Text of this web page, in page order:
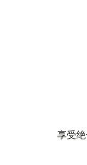
享受绝